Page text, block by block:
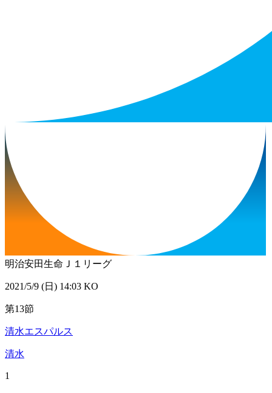
明治安田生命Ｊ１リーグ
2021/5/9 (日) 14:03 KO
第13節
清水エスパルス
清水
1